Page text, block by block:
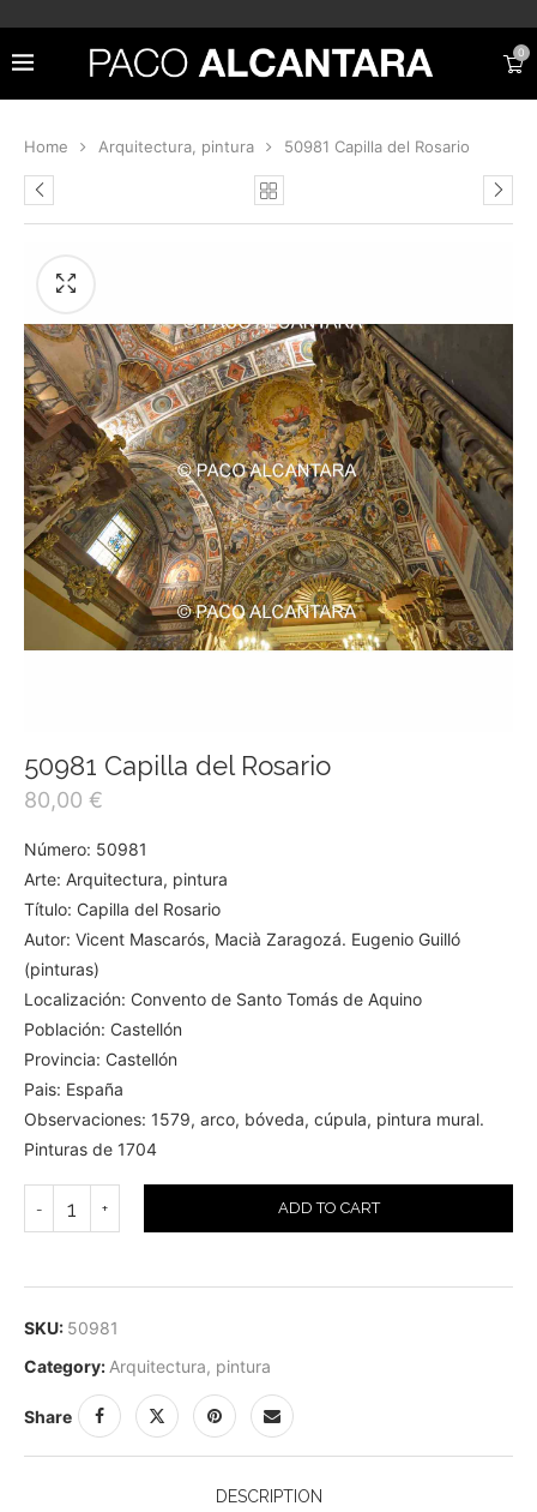
0
Home Arquitectura, pintura 50981 Capilla del Rosario
50981 Capilla del Rosario
80,00 €
Número: 50981
Arte: Arquitectura, pintura
Título: Capilla del Rosario
Autor: Vicent Mascarós, Macià Zaragozá. Eugenio Guilló
(pinturas)
Localización: Convento de Santo Tomás de Aquino
Población: Castellón
Provincia: Castellón
Pais: España
Observaciones: 1579, arco, bóveda, cúpula, pintura mural.
Pinturas de 1704
ADD TO CART
SKU: 50981
Category: Arquitectura, pintura
Share
DESCRIPTION